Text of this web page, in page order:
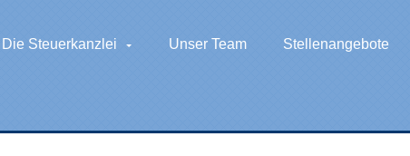
Die Steuerkanzlei Unser Team Stellenangebote